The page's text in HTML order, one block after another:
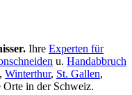
Ihre Experten für
u. Handabbruch
, Winterthur, St. Gallen,
Orte in der Schweiz.